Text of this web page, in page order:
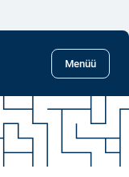
Menüü